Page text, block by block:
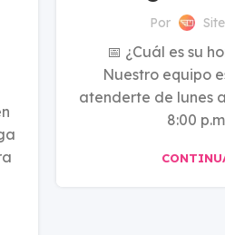
Por
📅 ¿Cuál es su
Nuestro equipo
atenderte de lunes
8:00